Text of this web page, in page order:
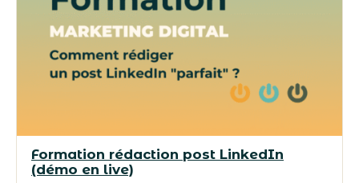
Formation rédaction post LinkedIn
(démo en live)